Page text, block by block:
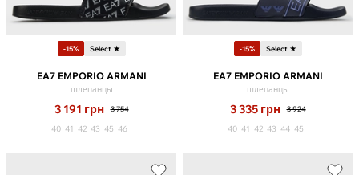
-15% Select ★
EA7 EMPORIO ARMANI
шлепанцы
3 191 грн 3 754
40 41 42 43 45 46
-15% Select ★
EA7 EMPORIO ARMANI
шлепанцы
3 335 грн 3 924
40 41 42 43 44 45